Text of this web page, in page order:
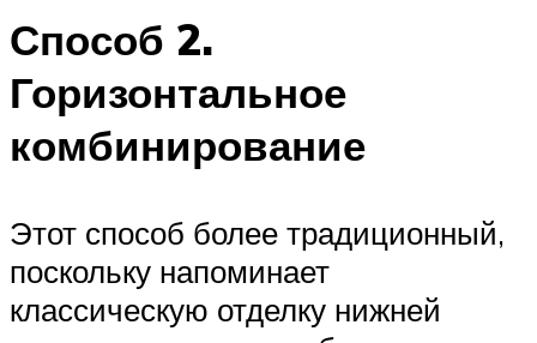
Способ 2.
Горизонтальное
комбинирование
Этот способ более традиционный,
поскольку напоминает
классическую отделку нижней